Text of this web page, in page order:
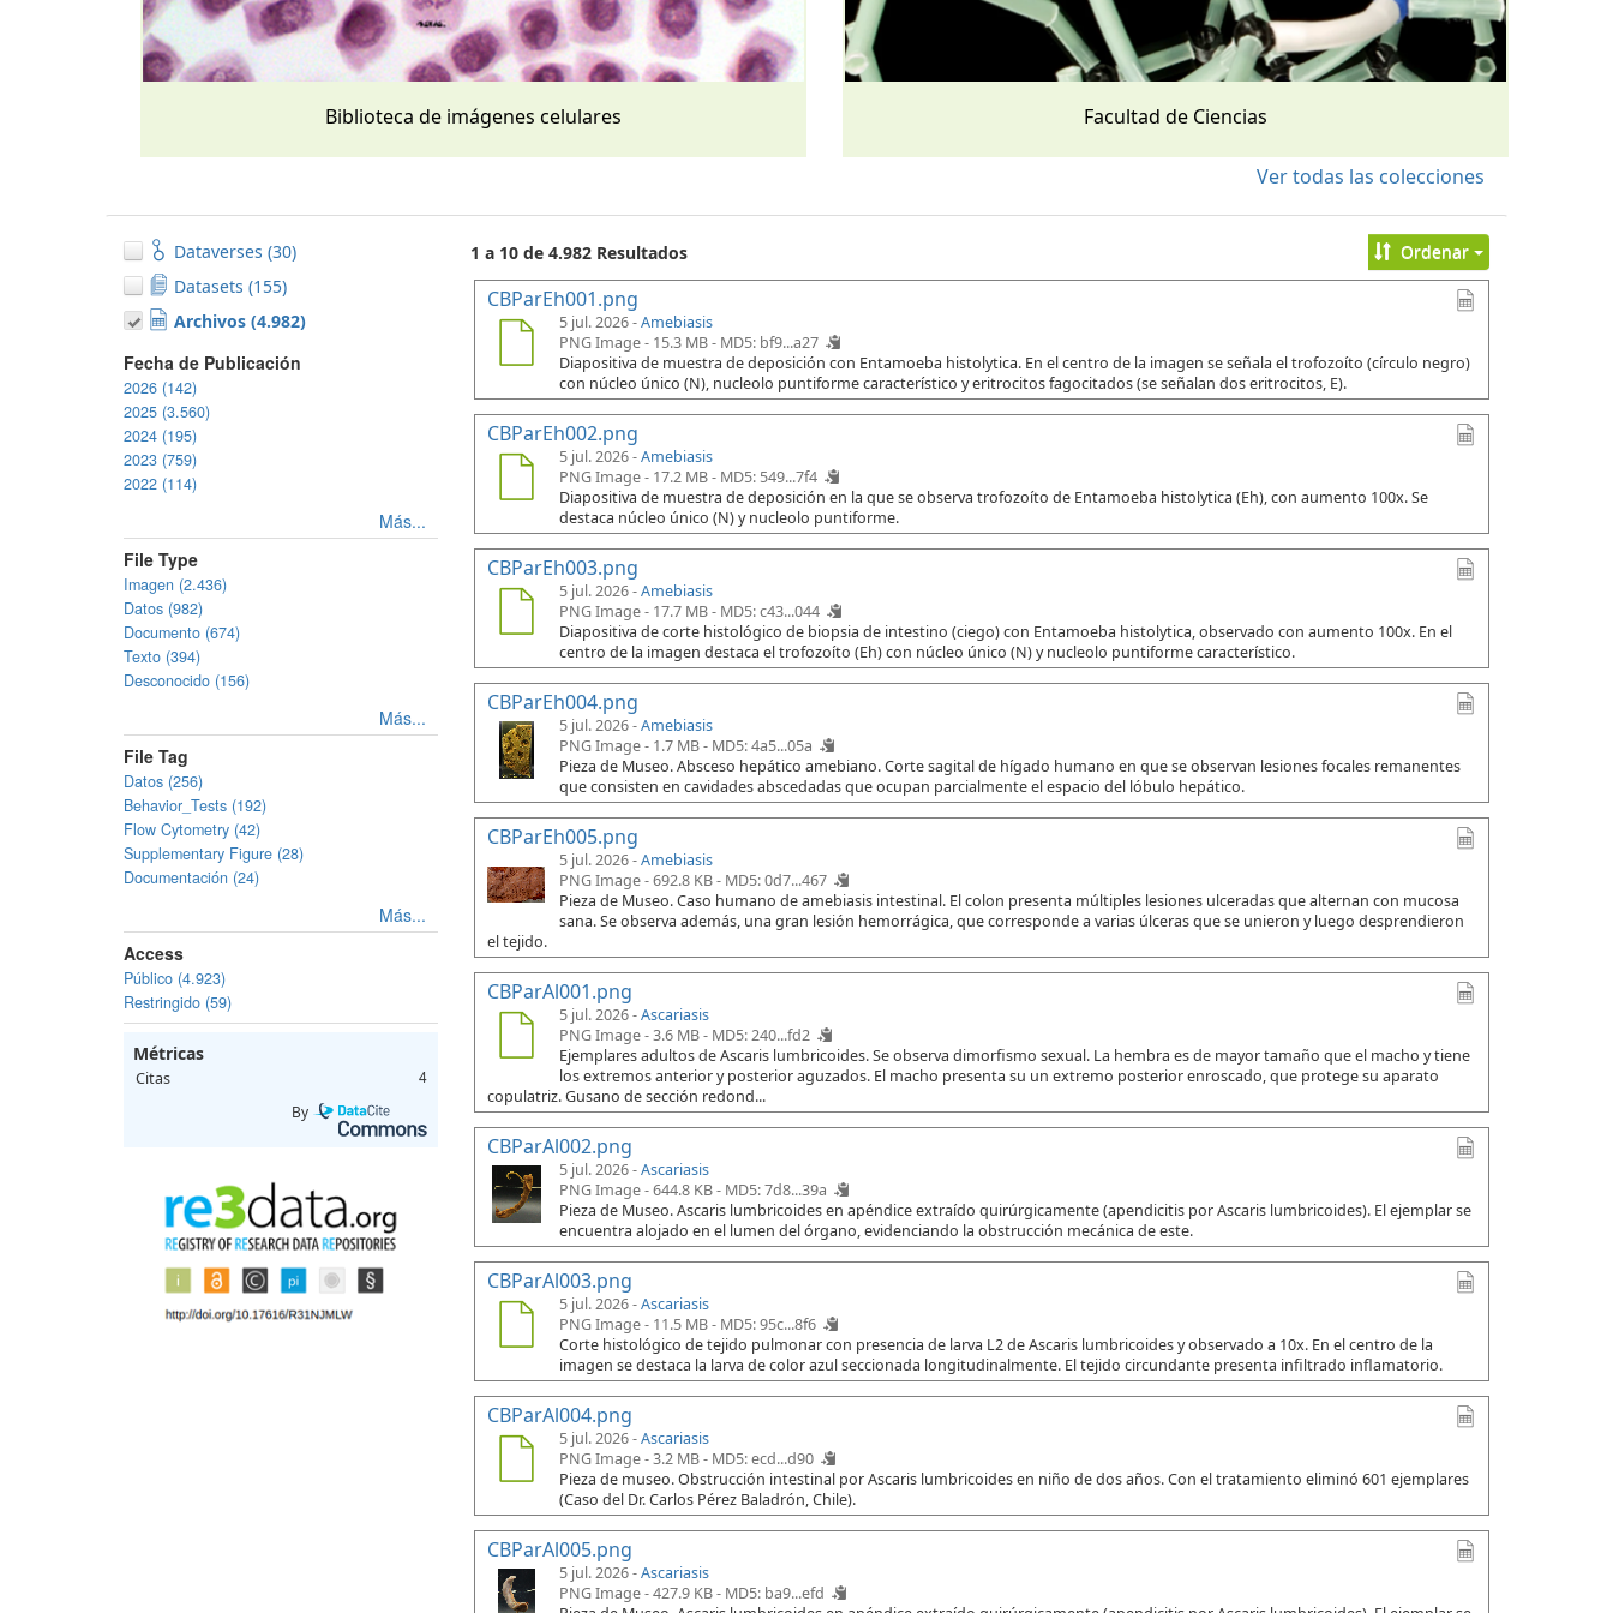
Biblioteca de imágenes celulares Facultad de Ciencias
Ver todas las colecciones
Dataverses (30)
Datasets (155)
Archivos (4.982)
Fecha de Publicación
2026 (142)
2025 (3.560)
2024 (195)
2023 (759)
2022 (114)
Más...
File Type
Imagen (2.436)
Datos (982)
Documento (674)
Texto (394)
Desconocido (156)
Más...
File Tag
Datos (256)
Behavior_Tests (192)
Flow Cytometry (42)
Supplementary Figure (28)
Documentación (24)
Más...
Access
Público (4.923)
Restringido (59)
Métricas
Citas 4
By
1 a 10 de 4.982 Resultados Ordenar
CBParEh001.png
5 jul. 2026 -Amebiasis
PNG Image - 15.3 MB - MD5: bf9...a27
Diapositiva de muestra de deposición con Entamoeba histolytica. En el centro de la imagen se señala el trofozoíto (círculo negro)
con núcleo único (N), nucleolo puntiforme característico y eritrocitos fagocitados (se señalan dos eritrocitos, E).
CBParEh002.png
5 jul. 2026 -Amebiasis
PNG Image - 17.2 MB - MD5: 549...7f4
Diapositiva de muestra de deposición en la que se observa trofozoíto de Entamoeba histolytica (Eh), con aumento 100x. Se
destaca núcleo único (N) y nucleolo puntiforme.
CBParEh003.png
5 jul. 2026 -Amebiasis
PNG Image - 17.7 MB - MD5: c43...044
Diapositiva de corte histológico de biopsia de intestino (ciego) con Entamoeba histolytica, observado con aumento 100x. En el
centro de la imagen destaca el trofozoíto (Eh) con núcleo único (N) y nucleolo puntiforme característico.
CBParEh004.png
5 jul. 2026 -Amebiasis
PNG Image - 1.7 MB - MD5: 4a5...05a
Pieza de Museo. Absceso hepático amebiano. Corte sagital de hígado humano en que se observan lesiones focales remanentes
que consisten en cavidades abscedadas que ocupan parcialmente el espacio del lóbulo hepático.
CBParEh005.png
5 jul. 2026 -Amebiasis
PNG Image - 692.8 KB - MD5: 0d7...467
Pieza de Museo. Caso humano de amebiasis intestinal. El colon presenta múltiples lesiones ulceradas que alternan con mucosa
sana. Se observa además, una gran lesión hemorrágica, que corresponde a varias úlceras que se unieron y luego desprendieron
el tejido.
CBParAl001.png
5 jul. 2026 -Ascariasis
PNG Image - 3.6 MB - MD5: 240...fd2
Ejemplares adultos de Ascaris lumbricoides. Se observa dimorfismo sexual. La hembra es de mayor tamaño que el macho y tiene
los extremos anterior y posterior aguzados. El macho presenta su un extremo posterior enroscado, que protege su aparato
copulatriz. Gusano de sección redond...
CBParAl002.png
5 jul. 2026 -Ascariasis
PNG Image - 644.8 KB - MD5: 7d8...39a
Pieza de Museo. Ascaris lumbricoides en apéndice extraído quirúrgicamente (apendicitis por Ascaris lumbricoides). El ejemplar se
encuentra alojado en el lumen del órgano, evidenciando la obstrucción mecánica de este.
CBParAl003.png
5 jul. 2026 -Ascariasis
PNG Image - 11.5 MB - MD5: 95c...8f6
Corte histológico de tejido pulmonar con presencia de larva L2 de Ascaris lumbricoides y observado a 10x. En el centro de la
imagen se destaca la larva de color azul seccionada longitudinalmente. El tejido circundante presenta infiltrado inflamatorio.
CBParAl004.png
5 jul. 2026 -Ascariasis
PNG Image - 3.2 MB - MD5: ecd...d90
Pieza de museo. Obstrucción intestinal por Ascaris lumbricoides en niño de dos años. Con el tratamiento eliminó 601 ejemplares
(Caso del Dr. Carlos Pérez Baladrón, Chile).
CBParAl005.png
5 jul. 2026 -Ascariasis
PNG Image - 427.9 KB - MD5: ba9...efd